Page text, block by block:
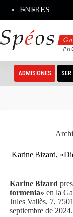
contenido
ENFRES
ADMISIONES
Karine Bizard,
Karine Bizard
tormenta» en la
Jules Vallès, 7,
septiembre de 2024.